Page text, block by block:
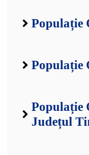
Populație
Populație
Populație
Județul